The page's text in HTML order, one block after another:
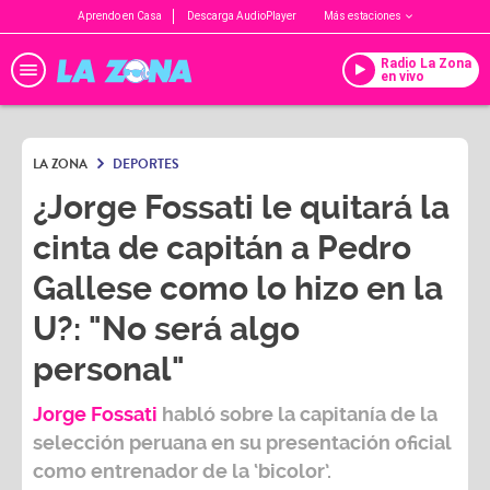
Aprendo en Casa Descarga AudioPlayer Más estaciones
Radio La Zona
en vivo
LA ZONA DEPORTES
¿Jorge Fossati le quitará la
cinta de capitán a Pedro
Gallese como lo hizo en la
U?: "No será algo
personal"
Jorge Fossati habló sobre la capitanía de la
selección peruana en su presentación oficial
como entrenador de la ‘bicolor’.